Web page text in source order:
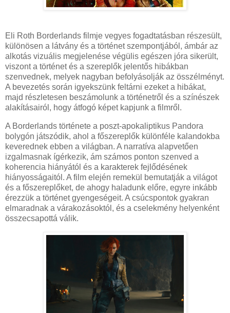
Eli Roth Borderlands filmje vegyes fogadtatásban részesült,
különösen a látvány és a történet szempontjából, ámbár az
alkotás vizuális megjelenése végülis egészen jóra sikerült,
viszont a történet és a szereplők jelentős hibákban
szenvednek, melyek nagyban befolyásolják az összélményt.
A bevezetés során igyekszünk feltárni ezeket a hibákat,
majd részletesen beszámolunk a történetről és a színészek
alakításairól, hogy átfogó képet kapjunk a filmről.
A Borderlands története a poszt-apokaliptikus Pandora
bolygón játszódik, ahol a főszereplők különféle kalandokba
keverednek ebben a világban. A narratíva alapvetően
izgalmasnak ígérkezik, ám számos ponton szenved a
koherencia hiányától és a karakterek fejlődésének
hiányosságaitól. A film elején remekül bemutatják a világot
és a főszereplőket, de ahogy haladunk előre, egyre inkább
érezzük a történet gyengeségeit. A csúcspontok gyakran
elmaradnak a várakozásoktól, és a cselekmény helyenként
összecsapottá válik.